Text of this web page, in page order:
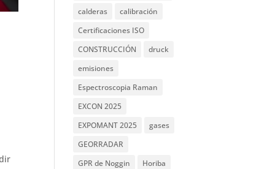
calderas
calibración
Certificaciones ISO
CONSTRUCCIÓN
druck
emisiones
Espectroscopia Raman
EXCON 2025
EXPOMANT 2025
gases
GEORRADAR
GPR de Noggin
Horiba